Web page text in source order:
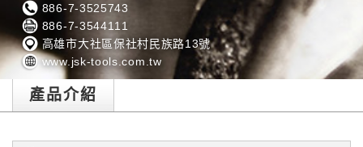
886-7-3525743
886-7-3544111
高雄市大社區保社村民族路13號
www.jsk-tools.com.tw
產品介紹